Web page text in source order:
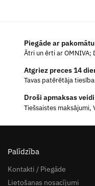
Piegāde ar
Ātri un ērti ar OMNIVA;
Atgriez preces 14
Tavas patērētāja
Droši apmaksas veidi
Tiešsaistes maksājumi,
Palīdzība
Kontakti / Piegāde
Lietošanas nosacījumi